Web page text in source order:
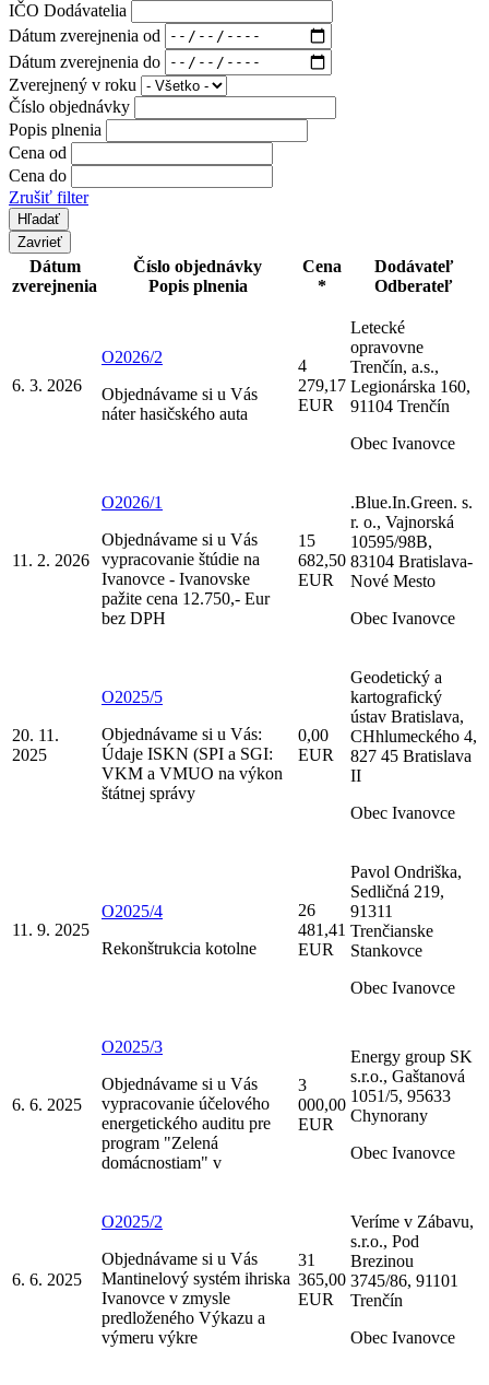
IČO Dodávatelia
Dátum zverejnenia od
Dátum zverejnenia do
Zverejnený v roku
Číslo objednávky
Popis plnenia
Cena od
Cena do
Zrušiť filter
Zavrieť
Dátum
zverejnenia
Číslo objednávky
Popis plnenia
Cena
*
Dodávateľ
Odberateľ
6. 3. 2026
O2026/2
Objednávame si u Vás
náter hasičského auta
4
279,17
EUR
Letecké
opravovne
Trenčín, a.s.,
Legionárska 160,
91104 Trenčín
Obec Ivanovce
11. 2. 2026
O2026/1
Objednávame si u Vás
vypracovanie štúdie na
Ivanovce - Ivanovske
pažite cena 12.750,- Eur
bez DPH
15
682,50
EUR
.Blue.In.Green. s.
r. o., Vajnorská
10595/98B,
83104 Bratislava-
Nové Mesto
Obec Ivanovce
20. 11.
2025
O2025/5
Objednávame si u Vás:
Údaje ISKN (SPI a SGI:
VKM a VMUO na výkon
štátnej správy
0,00
EUR
Geodetický a
kartografický
ústav Bratislava,
CHhlumeckého 4,
827 45 Bratislava
II
Obec Ivanovce
11. 9. 2025
O2025/4
Rekonštrukcia kotolne
26
481,41
EUR
Pavol Ondriška,
Sedličná 219,
91311
Trenčianske
Stankovce
Obec Ivanovce
6. 6. 2025
O2025/3
Objednávame si u Vás
vypracovanie účelového
energetického auditu pre
program "Zelená
domácnostiam" v
3
000,00
EUR
Energy group SK
s.r.o., Gaštanová
1051/5, 95633
Chynorany
Obec Ivanovce
6. 6. 2025
O2025/2
Objednávame si u Vás
Mantinelový systém ihriska
Ivanovce v zmysle
predloženého Výkazu a
výmeru výkre
31
365,00
EUR
Veríme v Zábavu,
s.r.o., Pod
Brezinou
3745/86, 91101
Trenčín
Obec Ivanovce